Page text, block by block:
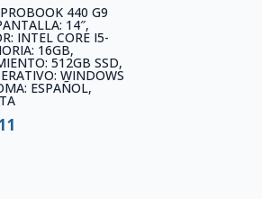
440 G9
14″,
INTEL CORE I5-
16GB,
512GB SSD,
WINDOWS
ESPAÑOL,